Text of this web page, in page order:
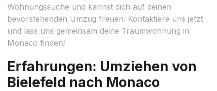
Wohnungssuche und kannst dich auf deinen
bevorstehenden Umzug freuen. Kontaktiere uns jetzt
und lass uns gemeinsam deine Traumwohnung in
Monaco finden!
Erfahrungen: Umziehen von
Bielefeld nach Monaco